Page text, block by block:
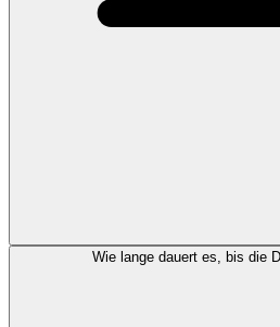
Wie lange dauert es, bis die